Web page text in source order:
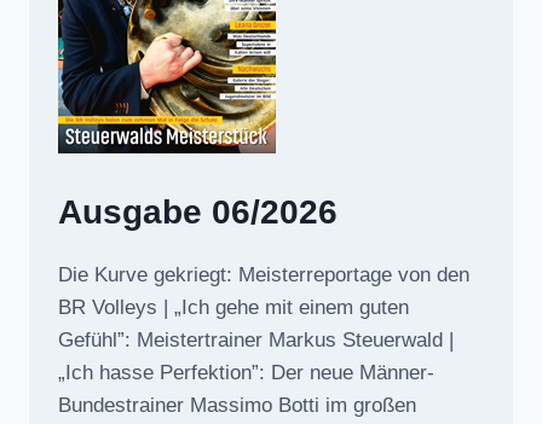
Ausgabe 06/2026
Die Kurve gekriegt: Meisterreportage von den
BR Volleys | „Ich gehe mit einem guten
Gefühl”: Meistertrainer Markus Steuerwald |
„Ich hasse Perfektion”: Der neue Männer-
Bundestrainer Massimo Botti im großen